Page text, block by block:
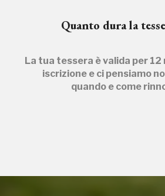
Quanto dura la
La tua tessera è valida per 12
iscrizione e ci pensiamo
quando e come